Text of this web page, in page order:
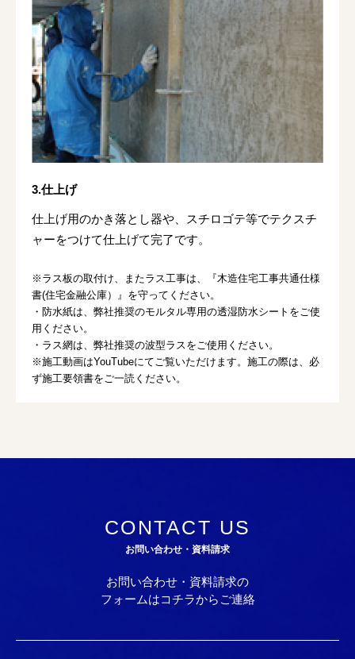
3.仕上げ
仕上げ用のかき落とし器や、スチロゴテ等でテクスチ
ャーをつけて仕上げて完了です。
※ラス板の取付け、またラス工事は、『木造住宅工事共通仕様
書(住宅金融公庫）』を守ってください。
・防水紙は、弊社推奨のモルタル専用の透湿防水シートをご使
用ください。
・ラス網は、弊社推奨の波型ラスをご使用ください。
※施工動画はYouTubeにてご覧いただけます。施工の際は、必
ず施工要領書をご一読ください。
CONTACT US
お問い合わせ・資料請求
お問い合わせ・資料請求の
フォームはコチラからご連絡